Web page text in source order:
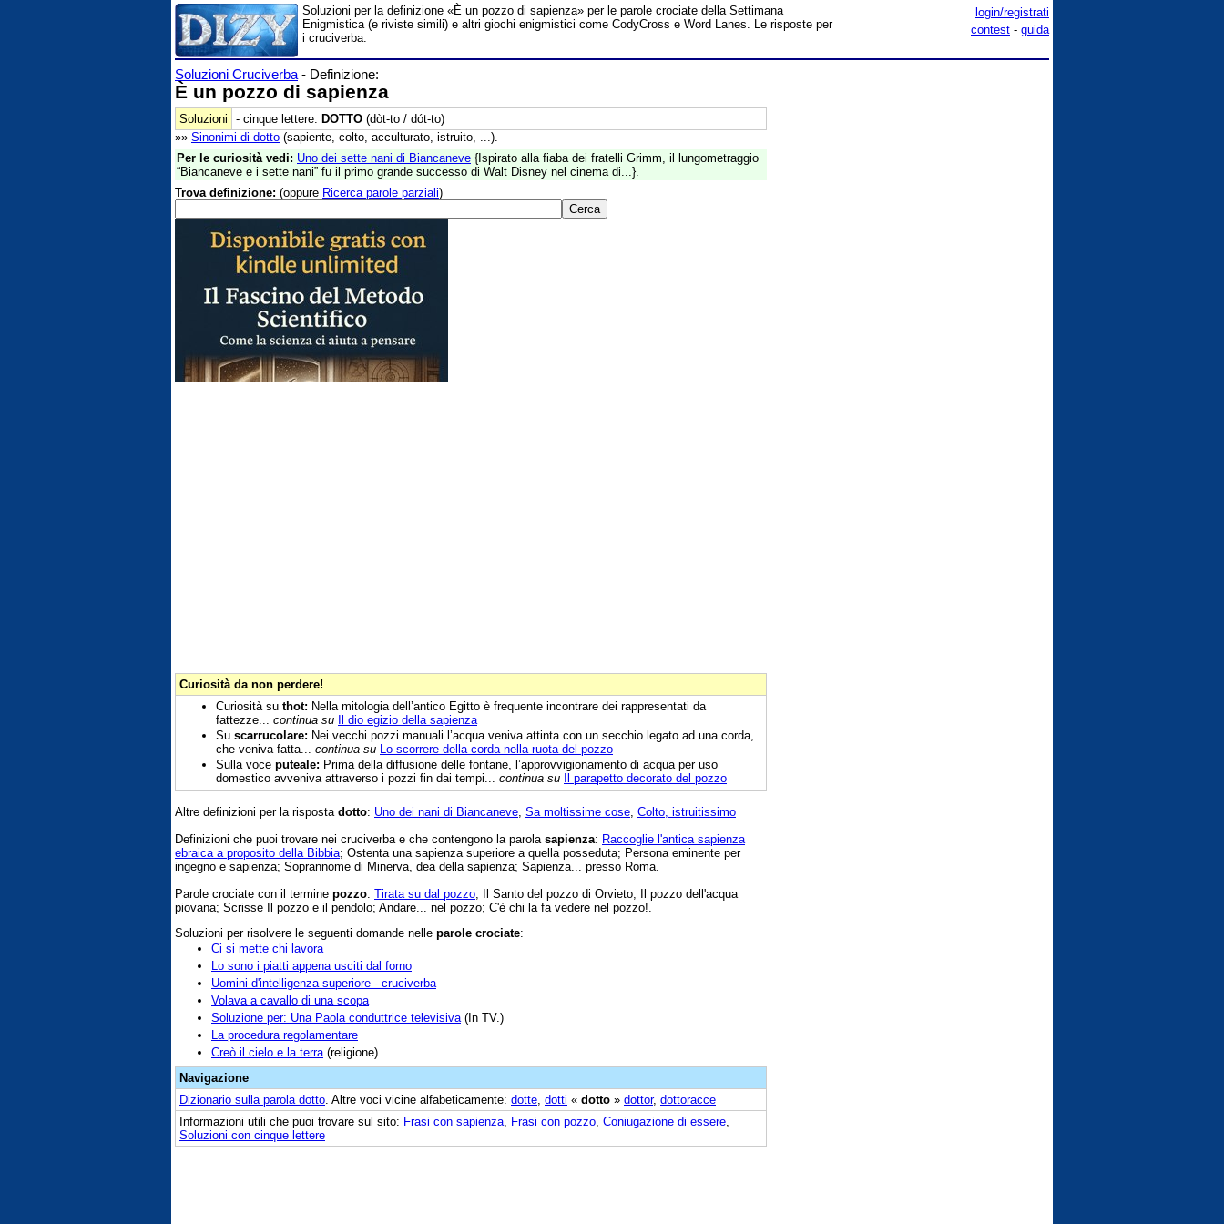
login/registrati
contest - guida
Soluzioni per la definizione «È un pozzo di sapienza» per le parole crociate della Settimana
Enigmistica (e riviste simili) e altri giochi enigmistici come CodyCross e Word Lanes. Le risposte per
i cruciverba.
Soluzioni Cruciverba - Definizione:
È un pozzo di sapienza
Soluzioni - cinque lettere: DOTTO (dòt-to / dót-to)
»» Sinonimi di dotto (sapiente, colto, acculturato, istruito, ...).
Per le curiosità vedi: Uno dei sette nani di Biancaneve {Ispirato alla fiaba dei fratelli Grimm, il lungometraggio
“Biancaneve e i sette nani” fu il primo grande successo di Walt Disney nel cinema di...}.
Trova definizione: (oppure Ricerca parole parziali)
Curiosità da non perdere!
Curiosità su thot: Nella mitologia dell’antico Egitto è frequente incontrare dei rappresentati da
fattezze... continua su Il dio egizio della sapienza
Su scarrucolare: Nei vecchi pozzi manuali l’acqua veniva attinta con un secchio legato ad una corda,
che veniva fatta... continua su Lo scorrere della corda nella ruota del pozzo
Sulla voce puteale: Prima della diffusione delle fontane, l’approvvigionamento di acqua per uso
domestico avveniva attraverso i pozzi fin dai tempi... continua su Il parapetto decorato del pozzo
Altre definizioni per la risposta dotto: Uno dei nani di Biancaneve Sa moltissime cose Colto, istruitissimo
Definizioni che puoi trovare nei cruciverba e che contengono la parola sapienza: Raccoglie l'antica sapienza
ebraica a proposito della Bibbia; Ostenta una sapienza superiore a quella posseduta; Persona eminente per
ingegno e sapienza; Soprannome di Minerva, dea della sapienza; Sapienza... presso Roma.
Parole crociate con il termine pozzo: Tirata su dal pozzo; Il Santo del pozzo di Orvieto; Il pozzo dell'acqua
piovana; Scrisse Il pozzo e il pendolo; Andare... nel pozzo; C'è chi la fa vedere nel pozzo!.
Soluzioni per risolvere le seguenti domande nelle parole crociate:
Ci si mette chi lavora
Lo sono i piatti appena usciti dal forno
Uomini d'intelligenza superiore - cruciverba
Volava a cavallo di una scopa
Soluzione per: Una Paola conduttrice televisiva (In TV.)
La procedura regolamentare
Creò il cielo e la terra (religione)
Navigazione
Dizionario sulla parola dotto . Altre voci vicine alfabeticamente: dotte dotti « dotto » dottor, dottoracce
Informazioni utili che puoi trovare sul sito: Frasi con sapienza Frasi con pozzo Coniugazione di essere
Soluzioni con cinque lettere